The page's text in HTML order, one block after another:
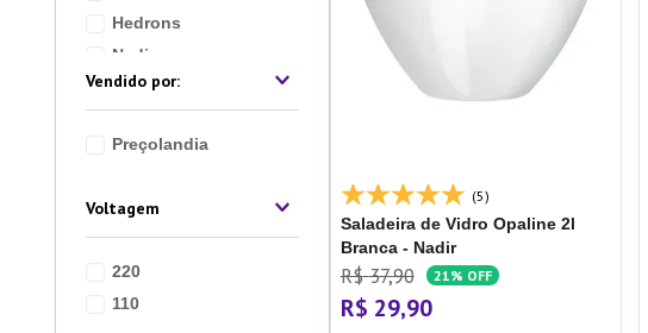
Hedrons
Nadir
Brinox
Preçolandia
Voltagem
220
110
(5)
Saladeira de Vidro Opaline 2l
Branca - Nadir
R$ 37,90 21% OFF
R$ 29,90